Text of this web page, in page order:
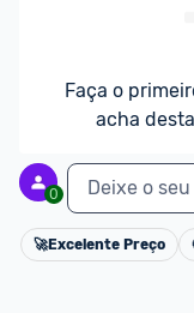
Índice e Carga
até 500Kg Itens
185/60R15 84H
mm Perfil: 60 Peso:
Observações:
informações
fabricante/
Faça o
acha
0 Deixe o
🚀Excelente Preço